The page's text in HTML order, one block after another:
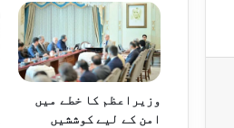
وزیراعظم کا خطے میں
امن کے لیے کوششیں